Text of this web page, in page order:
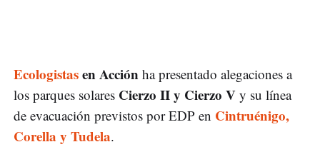
Ecologistasen Acción ha presentado alegaciones a
los parques solares Cierzo II y Cierzo V y su línea
de evacuación previstos por EDP en Cintruénigo,
Corella y Tudela.